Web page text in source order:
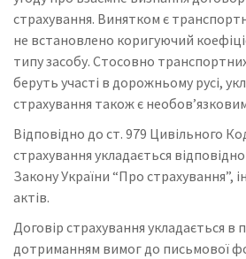
страхування. Винятком є
не встановлено коригуючий
типу засобу. Стосовно транспортних
беруть участі в дорожньому русі,
страхування також є
Відповідно до ст. 979 Цивільного
страхування укладається
Закону України “Про страхування”,
актів.
Договір страхування укладається в
дотриманням вимог до письмової